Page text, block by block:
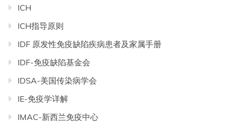
ICH
ICH指导原则
IDF 原发性免疫缺陷疾病患者及家属手册
IDF-免疫缺陷基金会
IDSA-美国传染病学会
IE-免疫学详解
IMAC-新西兰免疫中心